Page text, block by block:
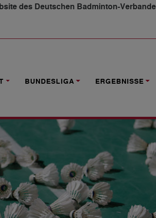
des Deutschen Badminton-
BUNDESLIGA ERGEBNISSE